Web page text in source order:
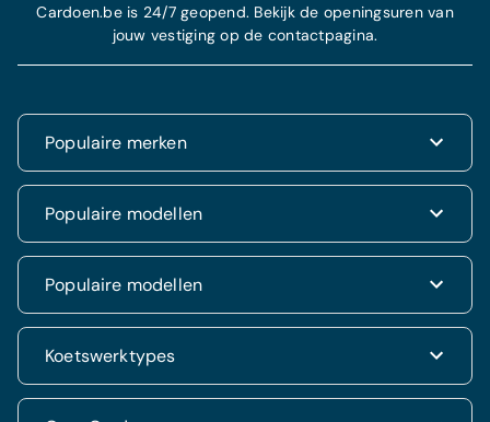
Populaire merken
Renault
Dacia
Volkswagen
Hyundai
Kia
Mercedes
Populaire modellen
Renault Clio
Fiat 500
Hyundai Tucson
Kia Rio
Nissan Qashqai
Populaire modellen
Hyundai i20
Jeep Renegade
Koetswerktypes
Cardoen.be is 24/7 geopend. Bekijk de openingsuren van
jouw vestiging op de contactpagina.